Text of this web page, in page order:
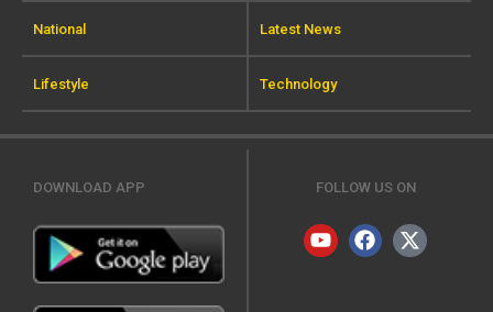
National Latest News
Lifestyle Technology
DOWNLOAD APP FOLLOW US ON